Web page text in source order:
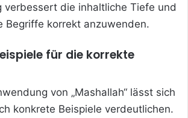
verbessert die inhaltliche Tiefe und
Begriffe korrekt anzuwenden.
für die korrekte
von „Mashallah“ lässt sich
konkrete Beispiele verdeutlichen.